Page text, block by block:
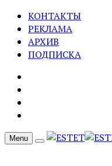
КОНТАКТЫ
РЕКЛАМА
АРХИВ
ПОДПИСКА
Menu